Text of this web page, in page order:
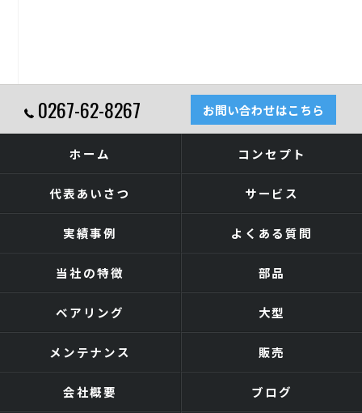
0267-62-8267 お問い合わせはこちら
ホーム コンセプト
代表あいさつ サービス
実績事例 よくある質問
当社の特徴 部品
ベアリング 大型
メンテナンス 販売
会社概要 ブログ